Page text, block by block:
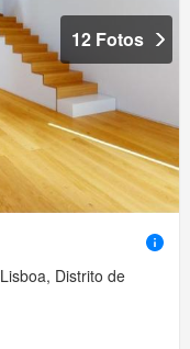
12 Fotos
Distrito de